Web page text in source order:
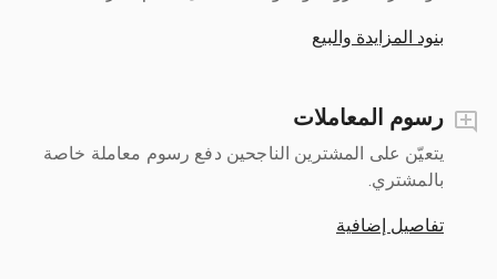
بنود المزايدة والبيع
رسوم المعاملات
يتعيّن على المشترين الناجحين دفع رسوم معاملة خاصة
بالمشتري.
تفاصيل إضافية